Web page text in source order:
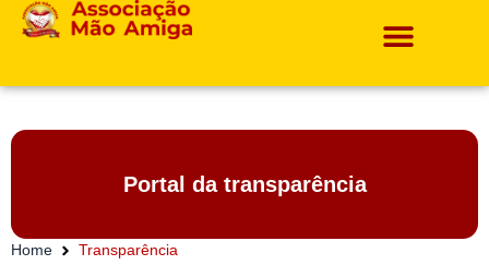
Portal da transparência
Home Transparência